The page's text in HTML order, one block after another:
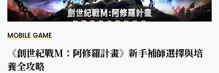
MOBILE GAME
《創世紀戰M：阿修羅計畫》新手補師選擇與培
養全攻略